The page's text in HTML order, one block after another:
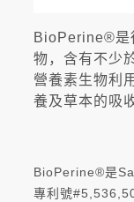
BioPerine®是
物，含有不少
營養素生物利
養及草本的吸
BioPerine®是
專利號